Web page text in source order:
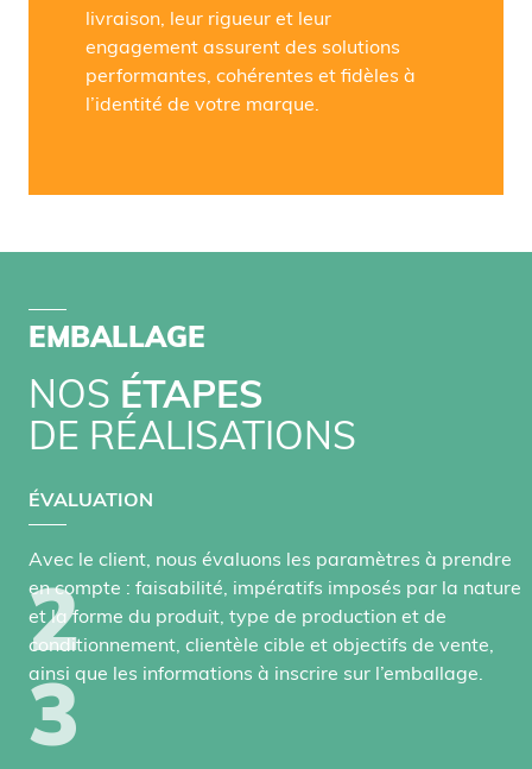
livraison, leur rigueur et leur
engagement assurent des solutions
performantes, cohérentes et fidèles à
l’identité de votre marque.
EMBALLAGE
NOS ÉTAPES
DE RÉALISATIONS
1
ÉVALUATION
Avec le client, nous évaluons les paramètres à prendre
en compte : faisabilité, impératifs imposés par la nature
et la forme du produit, type de production et de
conditionnement, clientèle cible et objectifs de vente,
ainsi que les informations à inscrire sur l’emballage.
2
3